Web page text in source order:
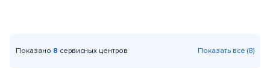
Показано 8 сервисных центров Показать все (8)